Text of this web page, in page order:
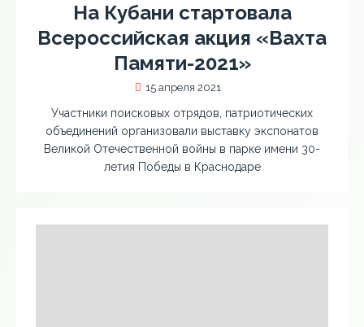
На Кубани стартовала
Всероссийская акция «Вахта
Памяти-2021»
15 апреля 2021
Участники поисковых отрядов, патриотических
объединений организовали выставку экспонатов
Великой Отечественной войны в парке имени 30-
летия Победы в Краснодаре